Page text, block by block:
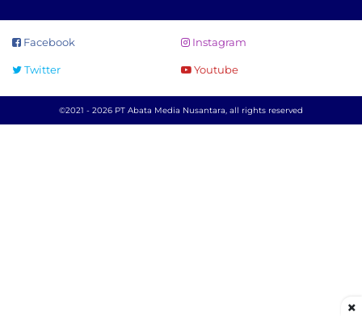
Facebook Instagram
Twitter Youtube
©2021 - 2026 PT Abata Media Nusantara, all rights reserved
×